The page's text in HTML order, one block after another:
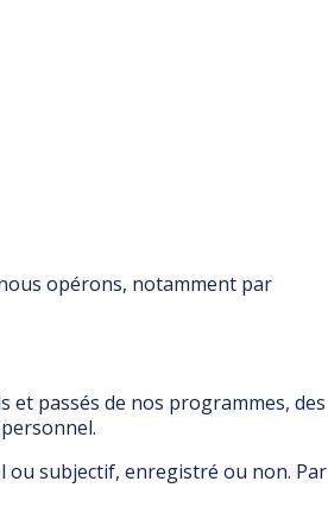
opérons, notamment par
et passés de nos programmes, des
subjectif, enregistré ou non. Par